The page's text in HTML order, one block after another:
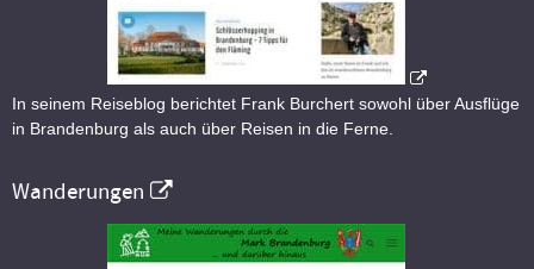
In seinem Reiseblog berichtet Frank Burchert sowohl über Ausflüge
in Brandenburg als auch über Reisen in die Ferne.
Wanderungen